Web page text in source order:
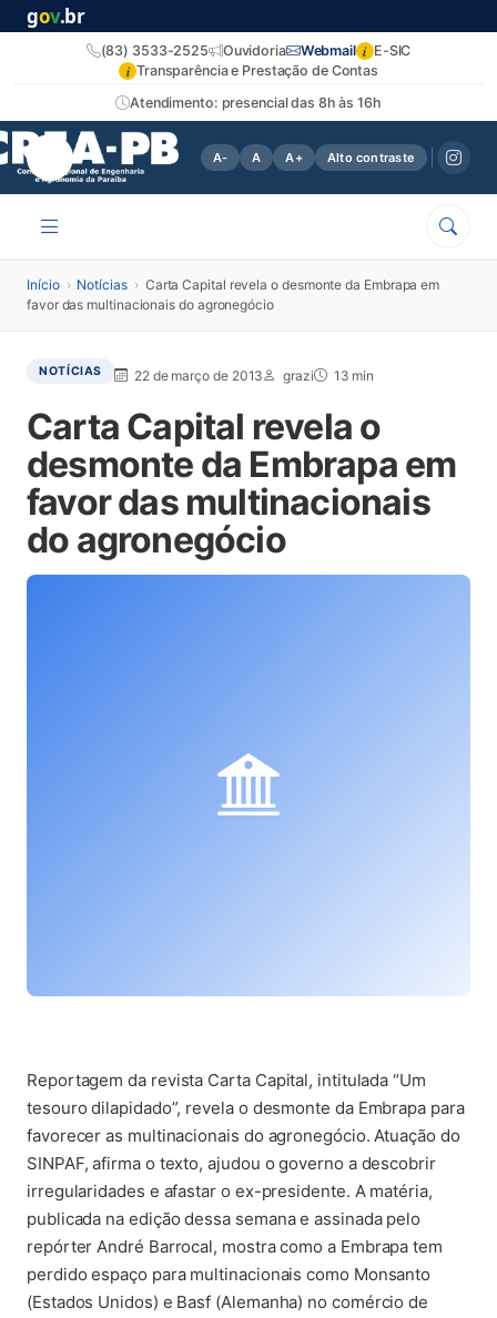
gov.br
Atendimento: presencial das 8h às 16h
(83) 3533-2525 Ouvidoria Webmail i E-SIC
i Transparência e Prestação de Contas
A- A A+ Alto contraste
Início › Notícias › Carta Capital revela o desmonte da Embrapa em
favor das multinacionais do agronegócio
NOTÍCIAS 22 de março de 2013 grazi 13 min
Carta Capital revela o
desmonte da Embrapa em
favor das multinacionais
do agronegócio
Reportagem da revista Carta Capital, intitulada “Um
tesouro dilapidado”, revela o desmonte da Embrapa para
favorecer as multinacionais do agronegócio. Atuação do
SINPAF, afirma o texto, ajudou o governo a descobrir
irregularidades e afastar o ex-presidente. A matéria,
publicada na edição dessa semana e assinada pelo
repórter André Barrocal, mostra como a Embrapa tem
perdido espaço para multinacionais como Monsanto
(Estados Unidos) e Basf (Alemanha) no comércio de